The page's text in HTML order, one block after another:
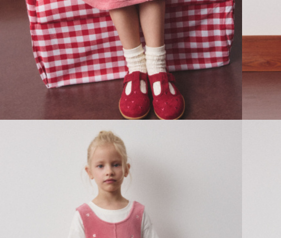
SELA.PREMIUM
БОЛЬШИЕ РАЗМЕРЫ
ДЕНИМ
НАТУРАЛЬНЫЕ ТКАНИ
СКОРО В ПРОДАЖЕ
РАСПРОДАЖА ДО -60%
ПОДАРОЧНЫЕ СЕРТИФИКАТЫ
SELA × МАЛЕНЬКИЙ ПРИНЦновое
ПРИМЕРИТЬ ОНЛАЙН